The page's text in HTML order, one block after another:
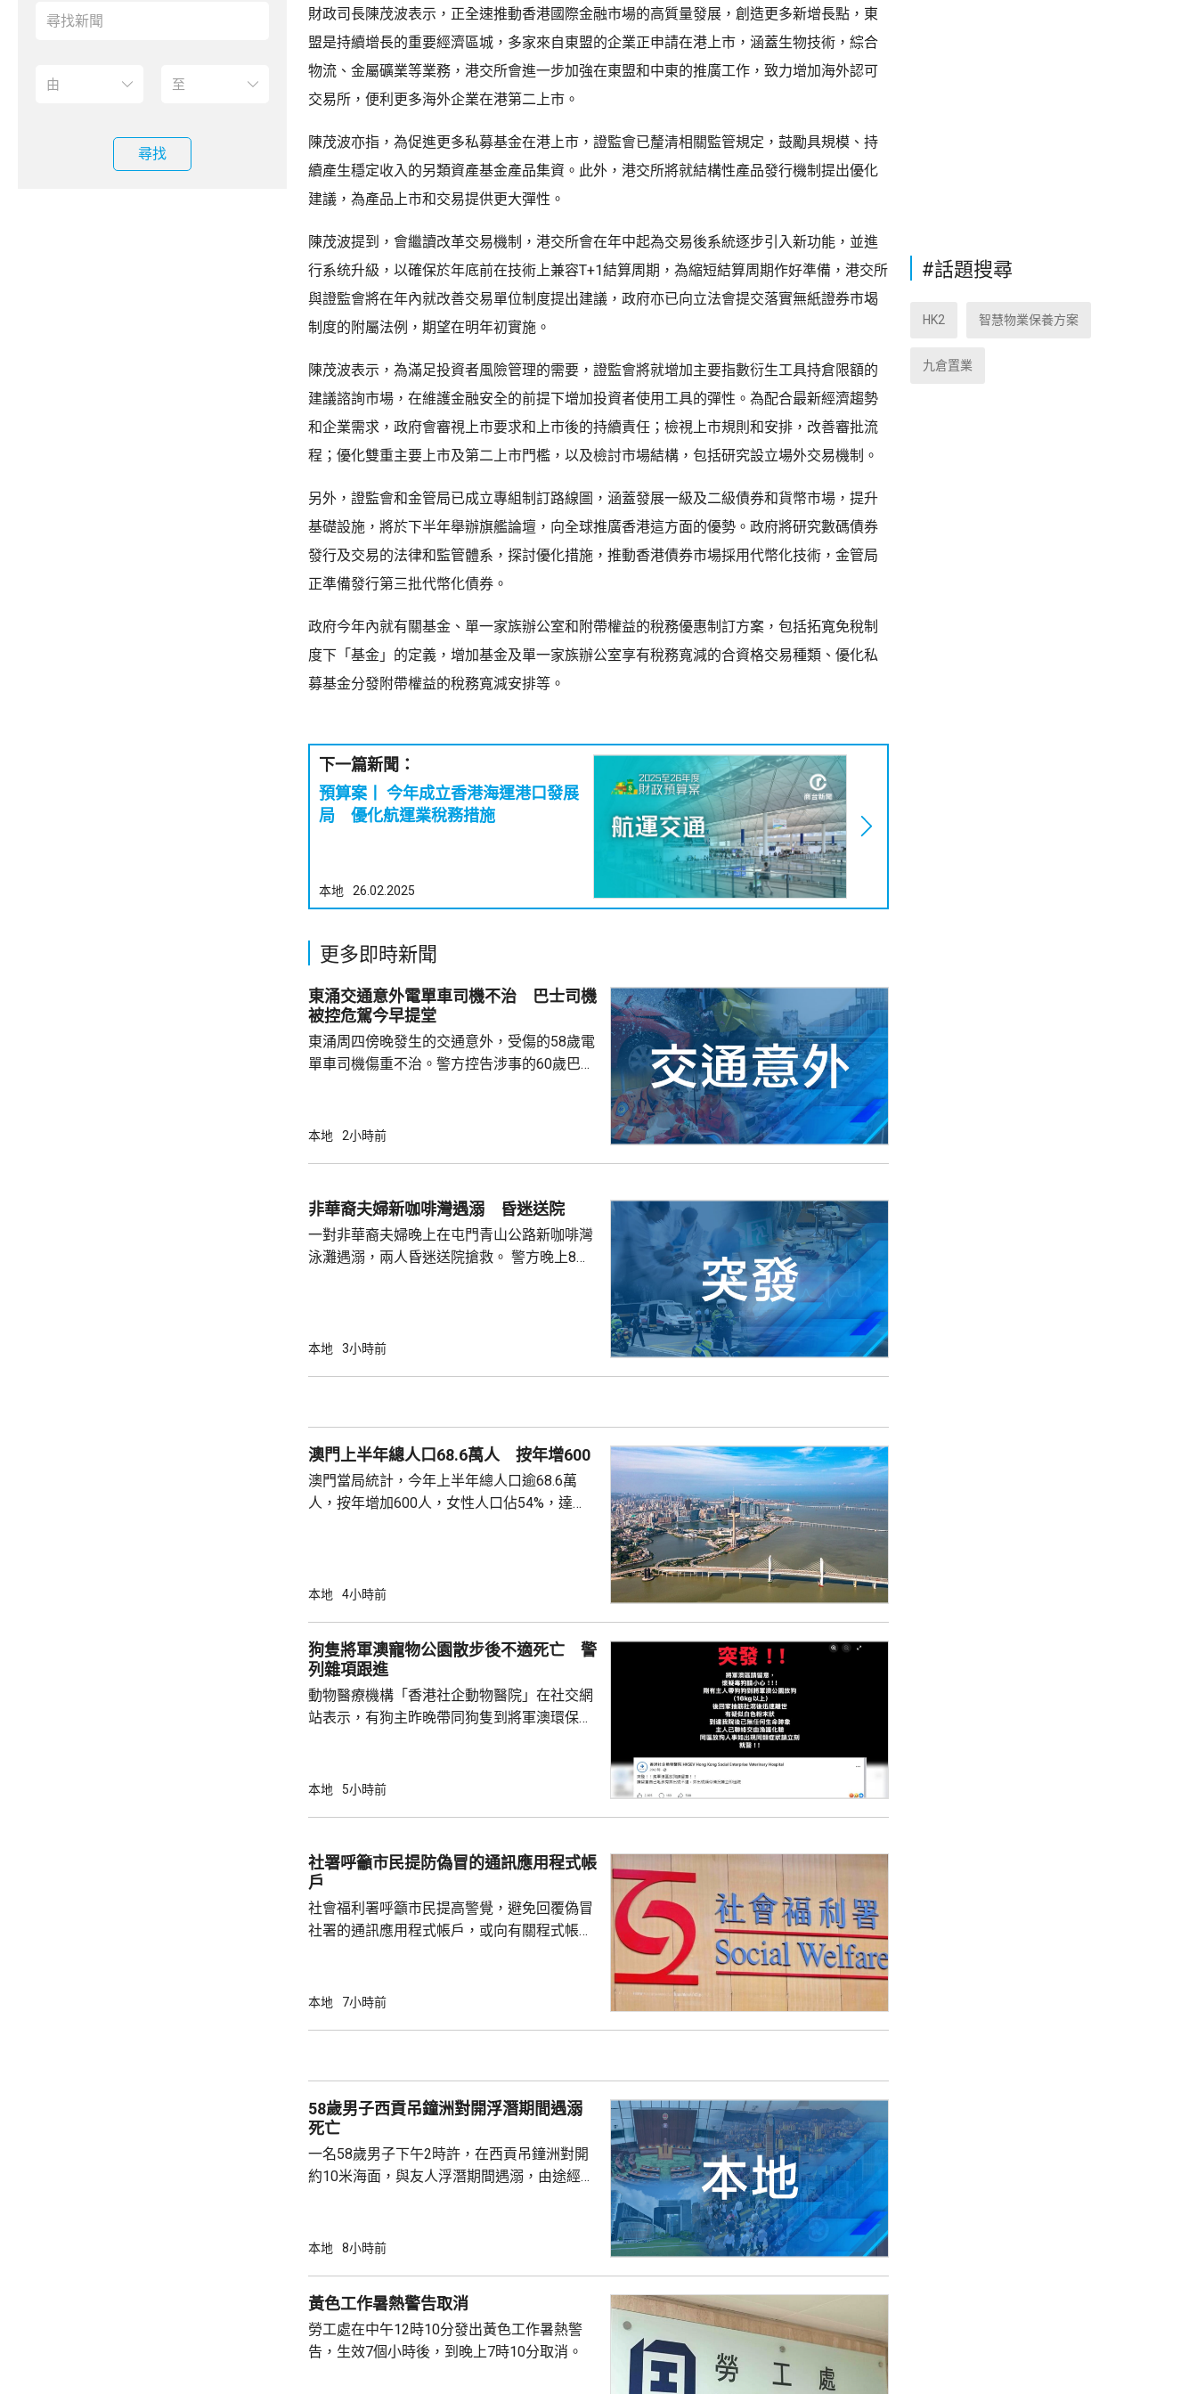
尋找
財政司長陳茂波表示，正全速推動香港國際金融市場的高質量發展，創造更多新增長點，東
盟是持續增長的重要經濟區城，多家來自東盟的企業正申請在港上市，涵蓋生物技術，綜合
物流、金屬礦業等業務，港交所會進一步加強在東盟和中東的推廣工作，致力增加海外認可
交易所，便利更多海外企業在港第二上市。
陳茂波亦指，為促進更多私募基金在港上市，證監會已釐清相關監管規定，鼓勵具規模、持
續產生穩定收入的另類資產基金產品集資。此外，港交所將就結構性產品發行機制提出優化
建議，為產品上市和交易提供更大彈性。
陳茂波提到，會繼讀改革交易機制，港交所會在年中起為交易後系統逐步引入新功能，並進
行系统升級，以確保於年底前在技術上兼容T+1結算周期，為縮短結算周期作好準備，港交所
與證監會將在年內就改善交易單位制度提出建議，政府亦已向立法會提交落實無紙證券市堨
制度的附屬法例，期望在明年初實施。
陳茂波表示，為滿足投資者風險管理的需要，證監會將就增加主要指數衍生工具持倉限額的
建議諮詢市場，在維護金融安全的前提下增加投資者使用工具的彈性。為配合最新經濟趨勢
和企業需求，政府會審視上市要求和上市後的持續責任；檢視上市規則和安排，改善審批流
程；優化雙重主要上市及第二上市門檻，以及檢討市場結構，包括研究設立場外交易機制。
另外，證監會和金管局已成立專組制訂路線圖，涵蓋發展一級及二級債券和貨幣市場，提升
基礎設施，將於下半年舉辦旗艦論壇，向全球推廣香港這方面的優勢。政府將研究數碼債券
發行及交易的法律和監管體系，探討優化措施，推動香港債券市場採用代幣化技術，金管局
正準備發行第三批代幣化債券。
政府今年內就有關基金、單一家族辦公室和附帶權益的稅務優惠制訂方案，包括拓寬免稅制
度下「基金」的定義，增加基金及單一家族辦公室享有稅務寬減的合資格交易種類、優化私
募基金分發附帶權益的稅務寬減安排等。
下一篇新聞：
預算案丨 今年成立香港海運港口發展
局 優化航運業稅務措施
本地 26.02.2025
更多即時新聞
東涌交通意外電單車司機不治 巴士司機
被控危駕今早提堂
東涌周四傍晚發生的交通意外，受傷的58歲電
單車司機傷重不治。警方控告涉事的60歲巴士
龍運巴士沿東涌東交匯處行駛，去到近北大嶼
身體多處受傷，昏迷送往北大嶼山醫院，延至
周五早上8時許證實死亡。
本地 2小時前
非華裔夫婦新咖啡灣遇溺 昏迷送院
一對非華裔夫婦晚上在屯門青山公路新咖啡灣
泳灘遇溺，兩人昏迷送院搶救。 警方晚上8時
本地 3小時前
澳門上半年總人口68.6萬人 按年增600
澳門當局統計，今年上半年總人口逾68.6萬
人，按年增加600人，女性人口佔54%，達
方面，上半年從內地持單程證的新來澳人士有
471人，按年少逾420人。
本地 4小時前
狗隻將軍澳寵物公園散步後不適死亡 警
列雜項跟進
動物醫療機構「香港社企動物醫院」在社交網
站表示，有狗主昨晚帶同狗隻到將軍澳環保大
亡，狗主事後聯絡交由漁護署化驗。 警方表
捕。
本地 5小時前
社署呼籲市民提防偽冒的通訊應用程式帳
戶
社會福利署呼籲市民提高警覺，避免回覆偽冒
社署的通訊應用程式帳戶，或向有關程式帳戶
內的不明連結，以盗取市民的個人資料。社署
本地 7小時前
58歲男子西貢吊鐘洲對開浮潛期間遇溺
死亡
一名58歲男子下午2時許，在西貢吊鐘洲對開
約10米海面，與友人浮潛期間遇溺，由途經船
確定。
本地 8小時前
黃色工作暑熱警告取消
勞工處在中午12時10分發出黃色工作暑熱警
告，生效7個小時後，到晚上7時10分取消。
#話題搜尋
HK2 智慧物業保養方案
九倉置業